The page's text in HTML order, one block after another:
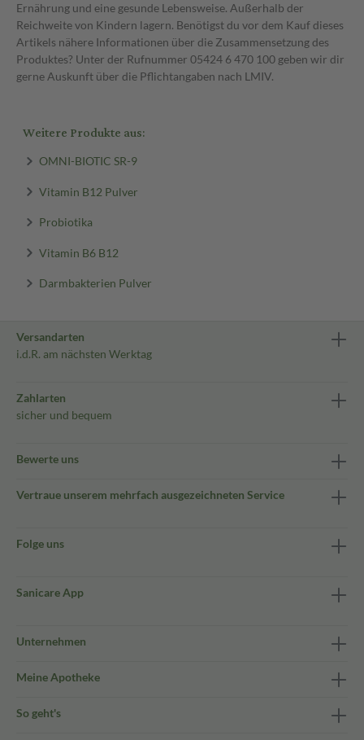
Ernährung und eine gesunde Lebensweise. Außerhalb der
Reichweite von Kindern lagern. Benötigst du vor dem Kauf dieses
Artikels nähere Informationen über die Zusammensetzung des
Produktes? Unter der Rufnummer 05424 6 470 100 geben wir dir
gerne Auskunft über die Pflichtangaben nach LMIV.
Weitere Produkte aus:
OMNI-BIOTIC SR-9
Vitamin B12 Pulver
Probiotika
Vitamin B6 B12
Darmbakterien Pulver
Versandarten
i.d.R. am nächsten Werktag
Zahlarten
sicher und bequem
Bewerte uns
Vertraue unserem mehrfach ausgezeichneten Service
Folge uns
Sanicare App
Unternehmen
Meine Apotheke
So geht's